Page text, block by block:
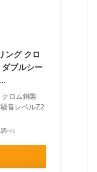
ング クロ
ブルシー
ロム鋼製
音レベルZ2
べ）